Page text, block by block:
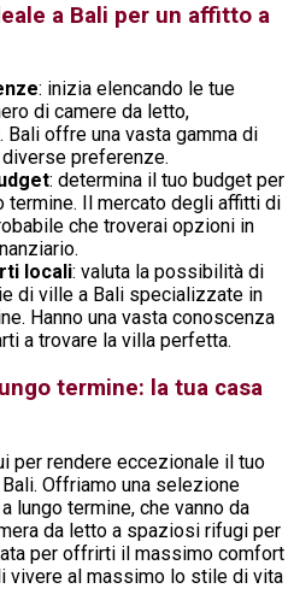
a Bali per un affitto a
: inizia elencando le tue
di camere da letto,
Bali offre una vasta gamma di
preferenze.
: determina il tuo budget per
termine. Il mercato degli affitti di
che troverai opzioni in
locali: valuta la possibilità di
di ville a Bali specializzate in
Hanno una vasta conoscenza
a trovare la villa perfetta.
termine: la tua casa
per rendere eccezionale il tuo
Offriamo una selezione
lungo termine, che vanno da
da letto a spaziosi rifugi per
per offrirti il massimo comfort
vivere al massimo lo stile di vita